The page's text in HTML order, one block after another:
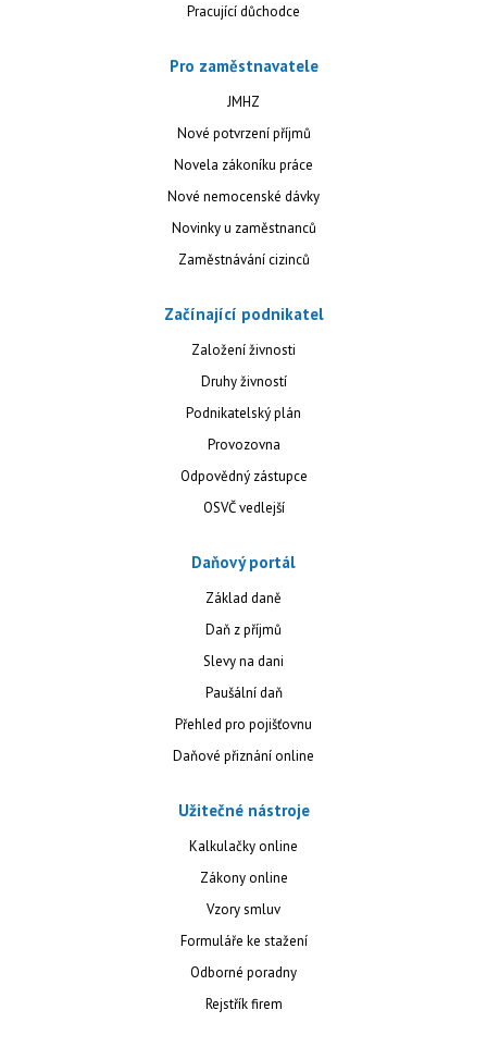
Pracující důchodce
Pro zaměstnavatele
JMHZ
Nové potvrzení příjmů
Novela zákoníku práce
Nové nemocenské dávky
Novinky u zaměstnanců
Zaměstnávání cizinců
Začínající podnikatel
Založení živnosti
Druhy živností
Podnikatelský plán
Provozovna
Odpovědný zástupce
OSVČ vedlejší
Daňový portál
Základ daně
Daň z příjmů
Slevy na dani
Paušální daň
Přehled pro pojišťovnu
Daňové přiznání online
Užitečné nástroje
Kalkulačky online
Zákony online
Vzory smluv
Formuláře ke stažení
Odborné poradny
Rejstřík firem